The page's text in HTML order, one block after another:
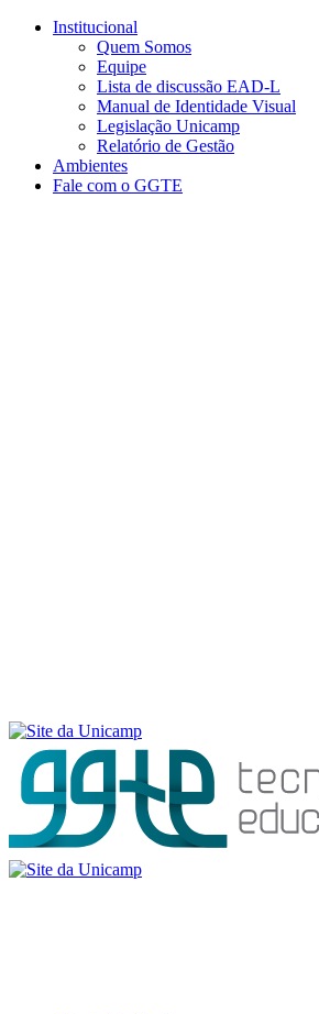
Conteúdo principal
Institucional
Quem Somos
Equipe
Lista de discussão EAD-L
Manual de Identidade Visual
Legislação Unicamp​
Relatório de Gestão
Ambientes
Fale com o GGTE